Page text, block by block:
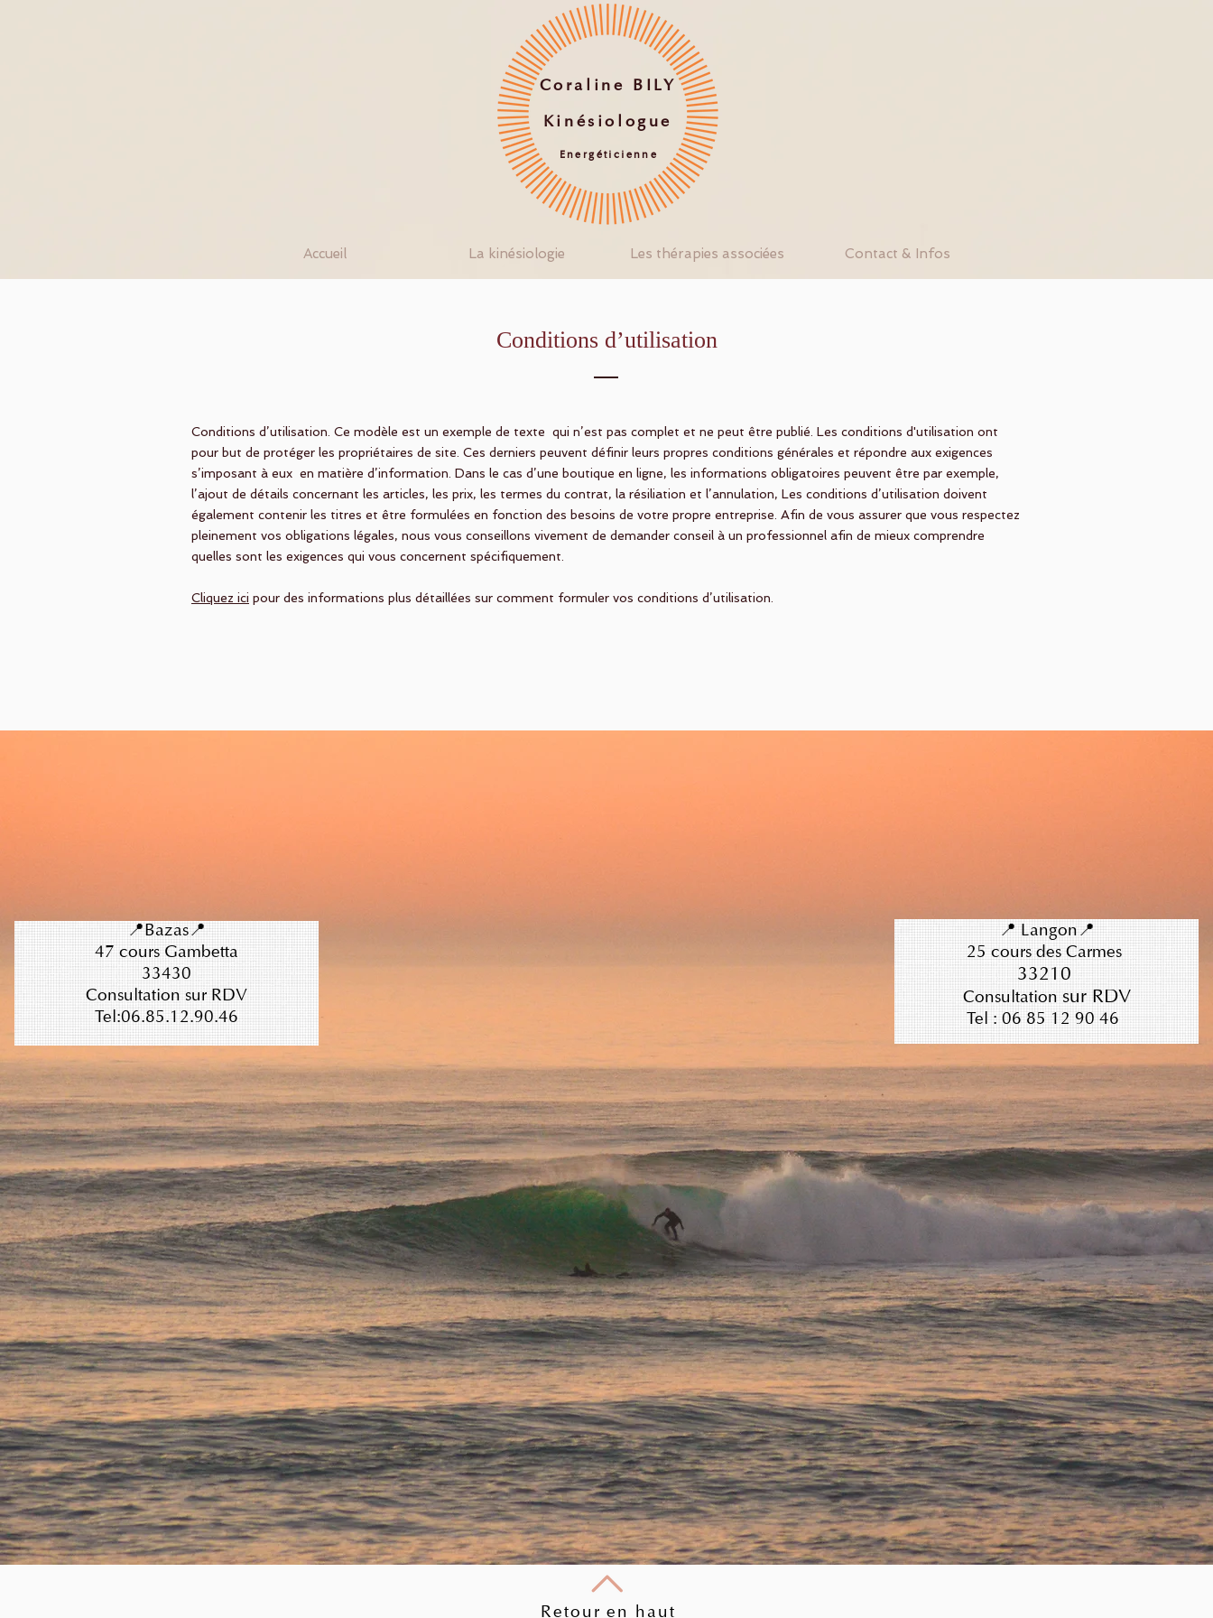
Energéticienne
Accueil La kinésiologie Les thérapies associées Contact & Infos
Coraline BILY
Kinésiologue
Conditions d’utilisation
Conditions d’utilisation. Ce modèle est un exemple de texte qui n’est pas complet et ne peut être publié. Les conditions d'utilisation ont
pour but de protéger les propriétaires de site. Ces derniers peuvent définir leurs propres conditions générales et répondre aux exigences
s’imposant à eux en matière d’information. Dans le cas d’une boutique en ligne, les informations obligatoires peuvent être par exemple,
l’ajout de détails concernant les articles, les prix, les termes du contrat, la résiliation et l’annulation, Les conditions d’utilisation doivent
également contenir les titres et être formulées en fonction des besoins de votre propre entreprise. Afin de vous assurer que vous respectez
pleinement vos obligations légales, nous vous conseillons vivement de demander conseil à un professionnel afin de mieux comprendre
quelles sont les exigences qui vous concernent spécifiquement.
Cliquez ici pour des informations plus détaillées sur comment formuler vos conditions d’utilisation.
📍Bazas📍
47 cours Gambetta
33430​​​​​
Consultation sur RDV
Tel:06.85.12.90.46
📍 Langon📍
25 cours des Carmes
33210
Consultation sur RDV
Tel : 06 85 12 90 46
Retour en haut